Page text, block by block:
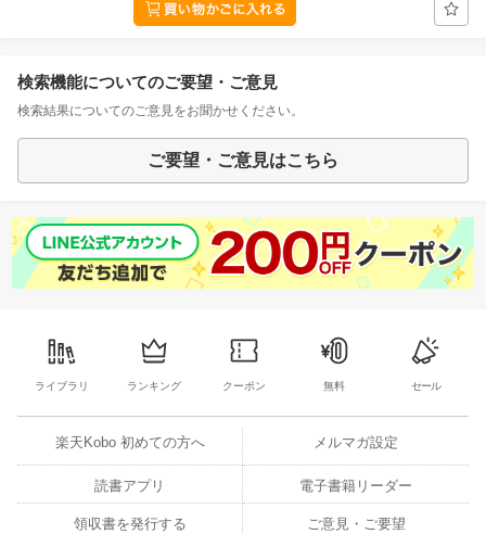
検索機能についてのご要望・ご意見
検索結果についてのご意見をお聞かせください。
ご要望・ご意見はこちら
ライブラリ ランキング クーポン 無料 セール
楽天Kobo 初めての方へ メルマガ設定
読書アプリ 電子書籍リーダー
領収書を発行する ご意見・ご要望